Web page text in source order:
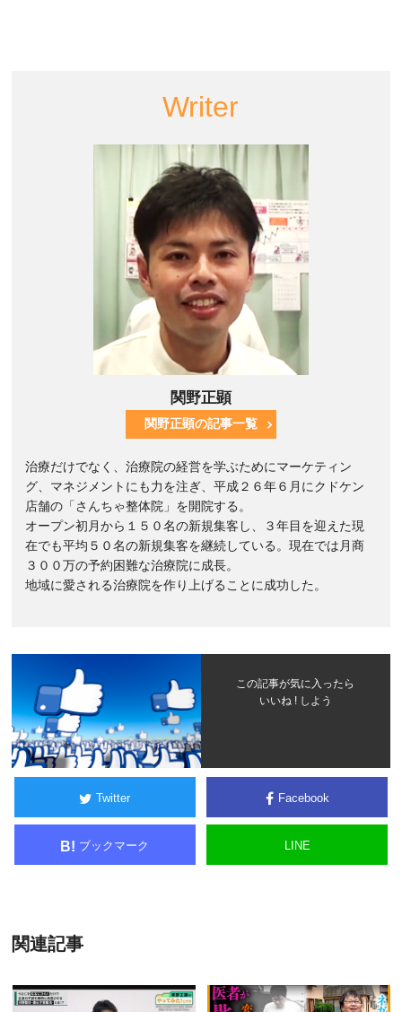
Writer
関野正顕
関野正顕の記事一覧
治療だけでなく、治療院の経営を学ぶためにマーケティン
グ、マネジメントにも力を注ぎ、平成２６年６月にクドケン
店舗の「さんちゃ整体院」を開院する。
オープン初月から１５０名の新規集客し、３年目を迎えた現
在でも平均５０名の新規集客を継続している。現在では月商
３００万の予約困難な治療院に成長。
地域に愛される治療院を作り上げることに成功した。
この記事が気に入ったら
いいね ! しよう
Twitter Facebook
B! ブックマーク LINE
関連記事